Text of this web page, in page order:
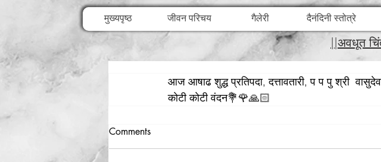
मुख्यपृष्ठ जीवन परिचय गैलेरी दैनंदिनी स्तोत्रे
||अवधूत
आज आषाढ शुद्ध प्रतिपदा, दत्तावतारी, प प पु श्री
कोटी कोटी वंदन💐🌹🙏🏻
Comments